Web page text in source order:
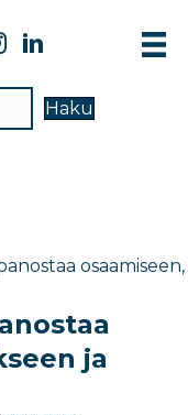
Haku
osaamiseen,
ja